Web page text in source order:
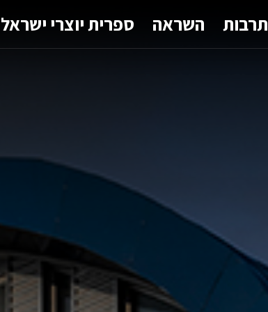
תרבות השראה ספרית יוצרי ישראל